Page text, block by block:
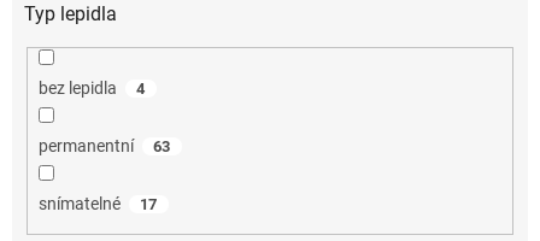
Typ lepidla
bez lepidla 4
permanentní 63
snímatelné 17